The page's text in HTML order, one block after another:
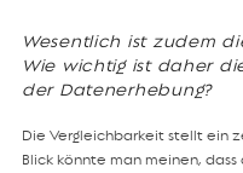
Wesentlich ist zudem
Wie wichtig ist daher
der Datenerhebung?
Die Vergleichbarkeit stellt ein
Blick könnte man meinen,